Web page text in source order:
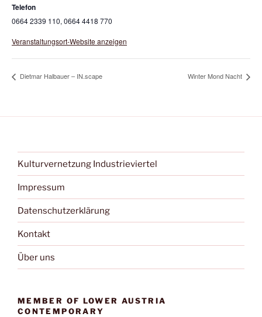
Telefon
0664 2339 110, 0664 4418 770
Veranstaltungsort-Website anzeigen
Dietmar Halbauer – IN.scape Winter Mond Nacht
Kulturvernetzung Industrieviertel
Impressum
Datenschutzerklärung
Kontakt
Über uns
MEMBER OF LOWER AUSTRIA
CONTEMPORARY